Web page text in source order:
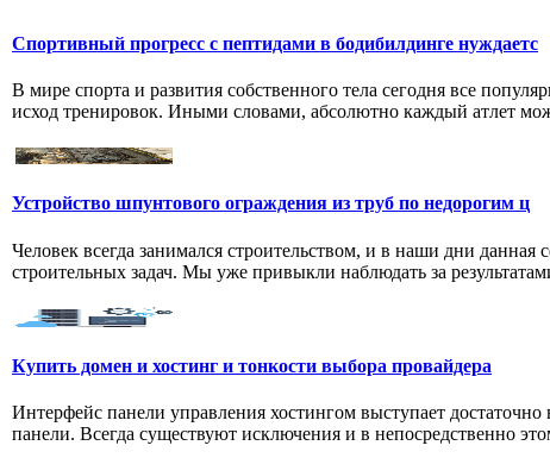
Спортивный прогресс с пептидами в бодибилдинге нуждаетс
В мире спорта и развития собственного тела сегодня все
исход тренировок. Иными словами, абсолютно каждый атлет
Устройство шпунтового ограждения из труб по недорогим ц
Человек всегда занимался строительством, и в наши дни
строительных задач. Мы уже привыкли наблюдать за
Купить домен и хостинг и тонкости выбора провайдера
Интерфейс панели управления хостингом выступает
панели. Всегда существуют исключения и в непосредственно